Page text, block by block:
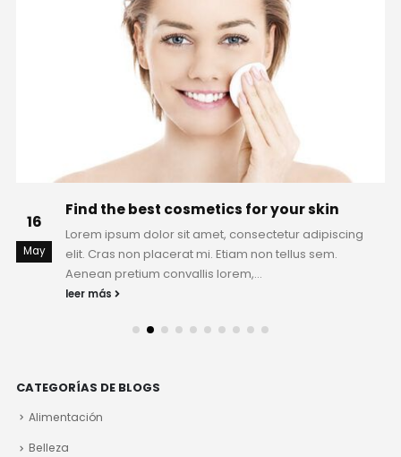
16
May
Find the best cosmetics for your skin
Lorem ipsum dolor sit amet, consectetur adipiscing
elit. Cras non placerat mi. Etiam non tellus sem.
Aenean pretium convallis lorem,...
leer más
CATEGORÍAS DE BLOGS
Alimentación
Belleza